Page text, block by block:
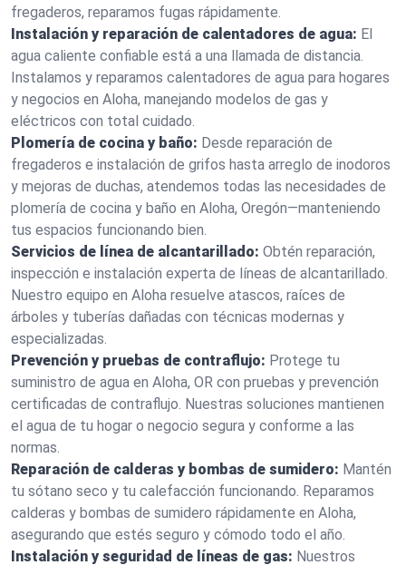
fregaderos, reparamos fugas rápidamente.
Instalación y reparación de calentadores de agua: El
agua caliente confiable está a una llamada de distancia.
Instalamos y reparamos calentadores de agua para hogares
y negocios en Aloha, manejando modelos de gas y
eléctricos con total cuidado.
Plomería de cocina y baño: Desde reparación de
fregaderos e instalación de grifos hasta arreglo de inodoros
y mejoras de duchas, atendemos todas las necesidades de
plomería de cocina y baño en Aloha, Oregón—manteniendo
tus espacios funcionando bien.
Servicios de línea de alcantarillado: Obtén reparación,
inspección e instalación experta de líneas de alcantarillado.
Nuestro equipo en Aloha resuelve atascos, raíces de
árboles y tuberías dañadas con técnicas modernas y
especializadas.
Prevención y pruebas de contraflujo: Protege tu
suministro de agua en Aloha, OR con pruebas y prevención
certificadas de contraflujo. Nuestras soluciones mantienen
el agua de tu hogar o negocio segura y conforme a las
normas.
Reparación de calderas y bombas de sumidero: Mantén
tu sótano seco y tu calefacción funcionando. Reparamos
calderas y bombas de sumidero rápidamente en Aloha,
asegurando que estés seguro y cómodo todo el año.
Instalación y seguridad de líneas de gas: Nuestros